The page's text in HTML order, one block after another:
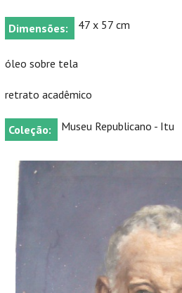
Dimensões: 47 x 57 cm
óleo sobre tela
retrato acadêmico
Coleção: Museu Republicano - Itu